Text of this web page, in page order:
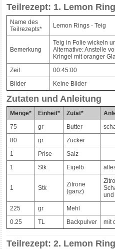
Teilrezept: 1. Lemon
Name des
Teilrezepts*
Lemon Rings - Teig
Bemerkung
Teig in Folie wickeln
Alternative: Anstelle
Kringel mit oranger
Zeit
00:45:00
Bilder
Keine Bilder
Zutaten und Anleitung
Menge* Einheit* Zutat*
75
gr Butter
80
gr
Zucker
1
Prise
Salz
1
Stk Eigelb
1 Stk
Zitrone
(ganz)
und
225
gr
Mehl
0.25
TL Backpulver mit
Teilrezept: 2. Lemon